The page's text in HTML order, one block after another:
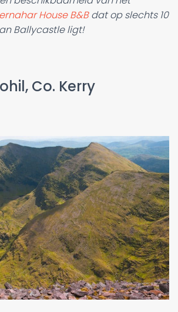
House B&Bdat op slechts 10
Ballycastle ligt!
Co. Kerry